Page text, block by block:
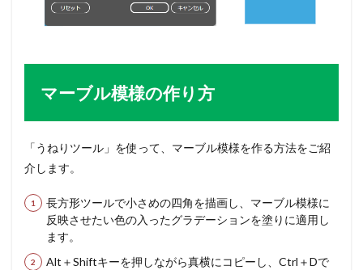
マーブル模様の作り方
「うねりツール」を使って、マーブル模様を作る方法をご紹
介します。
長方形ツールで小さめの四角を描画し、マーブル模様に
反映させたい色の入ったグラデーションを塗りに適用し
ます。
Alt＋Shiftキーを押しながら真横にコピーし、Ctrl＋Dで